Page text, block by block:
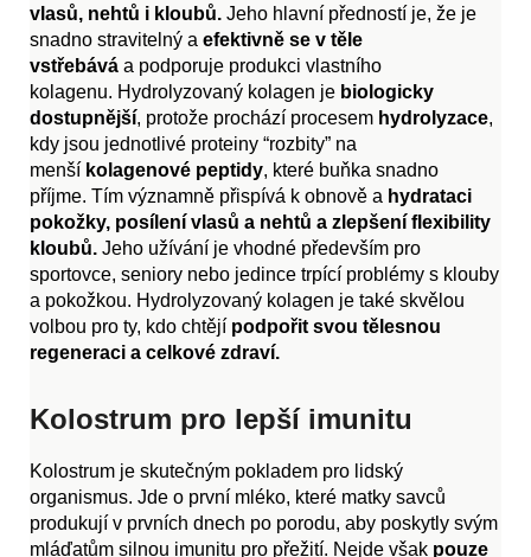
vlasů, nehtů i kloubů. Jeho hlavní předností je, že je
snadno stravitelný a efektivně se v těle
vstřebává a podporuje produkci vlastního
kolagenu. Hydrolyzovaný kolagen je biologicky
dostupnější, protože prochází procesem hydrolyzace,
kdy jsou jednotlivé proteiny “rozbity” na
menší kolagenové peptidy, které buňka snadno
příjme. Tím významně přispívá k obnově a hydrataci
pokožky, posílení vlasů a nehtů a zlepšení flexibility
kloubů. Jeho užívání je vhodné především pro
sportovce, seniory nebo jedince trpící problémy s klouby
a pokožkou. Hydrolyzovaný kolagen je také skvělou
volbou pro ty, kdo chtějí podpořit svou tělesnou
regeneraci a celkové zdraví.
Kolostrum pro lepší imunitu
Kolostrum je skutečným pokladem pro lidský
organismus. Jde o první mléko, které matky savců
produkují v prvních dnech po porodu, aby poskytly svým
mláďatům silnou imunitu pro přežití. Nejde však pouze